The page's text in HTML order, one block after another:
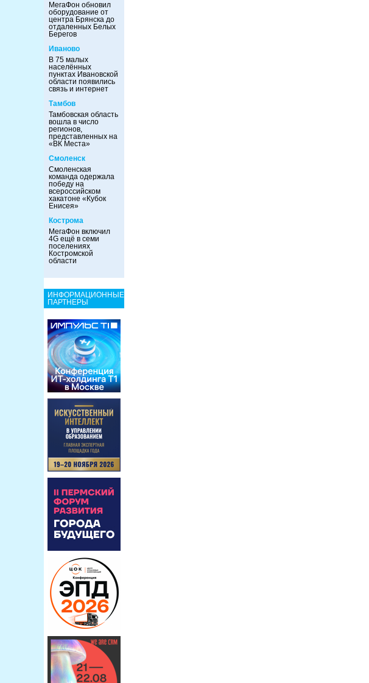
МегаФон обновил
оборудование от
центра Брянска до
отдаленных Белых
Берегов
Иваново
В 75 малых
населённых
пунктах Ивановской
области появились
связь и интернет
Тамбов
Тамбовская область
вошла в число
регионов,
представленных на
«ВК Места»
Смоленск
Смоленская
команда одержала
победу на
всероссийском
хакатоне «Кубок
Енисея»
Кострома
МегаФон включил
4G ещё в семи
поселениях
Костромской
области
ИНФОРМАЦИОННЫЕ
ПАРТНЕРЫ